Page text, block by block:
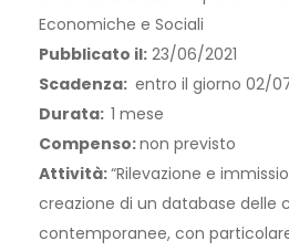
Economiche e Sociali
Pubblicato il: 23/06/2021
Scadenza: entro il giorno 02/
Durata: 1 mese
Compenso:non previsto
Attività:“Rilevazione e
creazione di un database delle
contemporanee, con